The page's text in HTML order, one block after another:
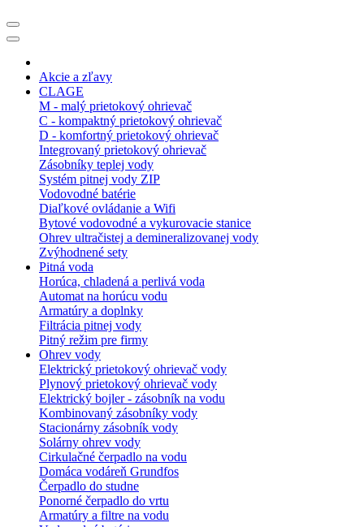
Akcie a zľavy
CLAGE
M - malý prietokový ohrievač
C - kompaktný prietokový ohrievač
D - komfortný prietokový ohrievač
Integrovaný prietokový ohrievač
Zásobníky teplej vody
Systém pitnej vody ZIP
Vodovodné batérie
Diaľkové ovládanie a Wifi
Bytové vodovodné a vykurovacie stanice
Ohrev ultračistej a demineralizovanej vody
Zvýhodnené sety
Pitná voda
Horúca, chladená a perlivá voda
Automat na horúcu vodu
Armatúry a doplnky
Filtrácia pitnej vody
Pitný režim pre firmy
Ohrev vody
Elektrický prietokový ohrievač vody
Plynový prietokový ohrievač vody
Elektrický bojler - zásobník na vodu
Kombinovaný zásobníky vody
Stacionárny zásobník vody
Solárny ohrev vody
Cirkulačné čerpadlo na vodu
Domáca vodáreň Grundfos
Čerpadlo do studne
Ponorné čerpadlo do vrtu
Armatúry a filtre na vodu